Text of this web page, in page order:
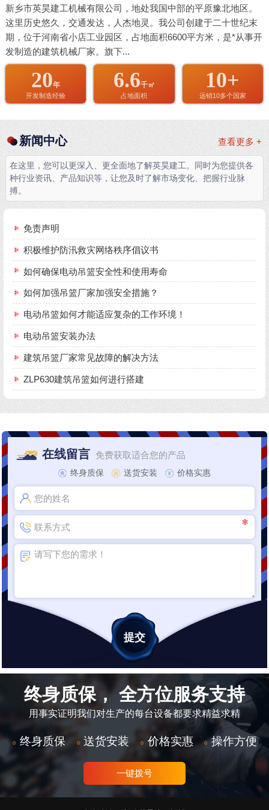
新乡市英昊建工机械有限公司，地处我国中部的平原豫北地区。
这里历史悠久，交通发达，人杰地灵。我公司创建于二十世纪末
期，位于河南省小店工业园区，占地面积6600平方米，是*从事开
发制造的建筑机械厂家。旗下...
20年
开发制造经验
6.6千㎡
占地面积
10+
远销10多个国家
查看更多 +
新闻中心
在这里，您可以更深入、更全面地了解英昊建工。同时为您提供各
种行业资讯、产品知识等，让您及时了解市场变化、把握行业脉
搏。
免责声明
积极维护防汛救灾网络秩序倡议书
如何确保电动吊篮安全性和使用寿命
如何加强吊篮厂家加强安全措施？
电动吊篮如何才能适应复杂的工作环境！
电动吊篮安装办法
建筑吊篮厂家常见故障的解决方法
ZLP630建筑吊篮如何进行搭建
在线留言 免费获取适合您的产品
终身质保 送货安装 价格实惠
终身质保， 全方位服务支持
用事实证明我们对生产的每台设备都要求精益求精
○ 终身质保 ○ 送货安装 ○ 价格实惠 ○ 操作方便
一键拨号